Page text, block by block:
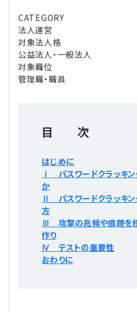
【連載】オピニオンリーダー
【連載】会計相談室
【連載】公益法人運営実務の
【連載】公益法人のための「
【連載】シェアコモン200イン
【連載】シェアコモン200 誌
【連載】実務と税務のポイント
【連載】テーマで紐解く逆引き
【連載】悩みと向き合う経営学
【連載】非営利法人AtoZei
【連載】労務管理の歩き方
【連載】AI活用のすすめ
専門誌一覧
お問合せ
プライバシーポリシー
CATEGORY
法人運営
対象法人格
公益法人・一般法人
対象職位
管理職・職員
目 次
はじめに
Ⅰ パスワードクラッキン
か
Ⅱ パスワードクラッキン
方
Ⅲ 攻撃の兆候や痕跡を
作り
Ⅳ テストの重要性
おわりに